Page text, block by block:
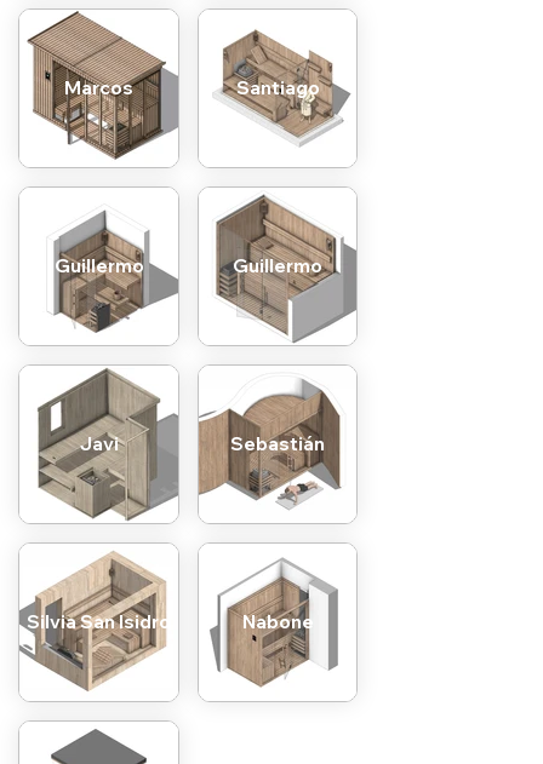
Marcos Santiago
Guillermo Guillermo
Javi Sebastián
Silvia San Isidro Nabone